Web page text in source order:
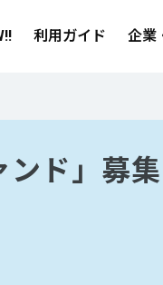
利用ガイド 企業
ンド」募